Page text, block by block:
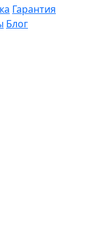
Гарантия
Блог